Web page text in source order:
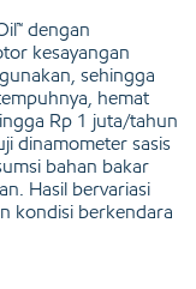
dengan
kesayangan
sehingga
hemat
Rp 1 juta/tahun
dinamometer sasis
bahan bakar
Hasil bervariasi
kondisi berkendara